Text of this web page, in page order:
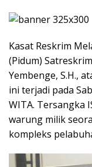
Kasat Reskrim
(Pidum)
Yembenge, S.H.,
ini terjadi pada
WITA. Tersangka
warung milik
kompleks